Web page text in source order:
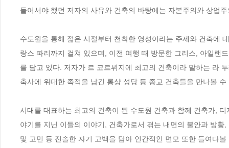
들어서야 했던 저자의 사유와 건축의 바탕에는 자본주의와 상업
수도원을 통해 젊은 시절부터 천착한 영성이라는 주제와 건축에
랑스 파리까지 걸쳐 있으며, 이전 여행 때 방문한 그리스, 아일랜
를 담고 있다. 저자가 르 코르뷔지에 최고의 건축이라 말하는 라
축사에 위대한 족적을 남긴 롱샹 성당 등 종교 건축들을 만나볼 수
시대를 대표하는 최고의 건축이 된 수도원 건축과 함께 건축가,
야기를 지닌 이들의 이야기, 건축가로서 겪는 내면의 불안과 방
및 고민 등 진솔한 자기 고백을 담아 인간적인 면모 또한 들여다